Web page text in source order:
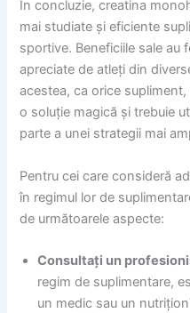
În concluzie, creatina
mai studiate și eficiente
sportive. Beneficiile sale
apreciate de atleți din
acestea, ca orice
o soluție magică și trebuie
parte a unei strategii mai
Pentru cei care consideră
în regimul lor de
de următoarele aspecte:
Consultați un
regim de suplimentare,
un medic sau un